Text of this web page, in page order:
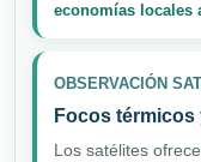
economías locales
OBSERVACIÓN
Focos
Los satélites